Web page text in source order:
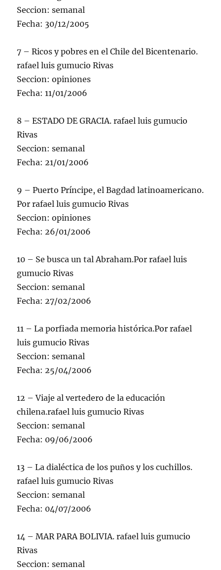
Seccion: semanal
Fecha: 30/12/2005
7 – Ricos y pobres en el Chile del Bicentenario.
rafael luis gumucio Rivas
Seccion: opiniones
Fecha: 11/01/2006
8 – ESTADO DE GRACIA. rafael luis gumucio
Rivas
Seccion: semanal
Fecha: 21/01/2006
9 – Puerto Príncipe, el Bagdad latinoamericano.
Por rafael luis gumucio Rivas
Seccion: opiniones
Fecha: 26/01/2006
10 – Se busca un tal Abraham.Por rafael luis
gumucio Rivas
Seccion: semanal
Fecha: 27/02/2006
11 – La porfiada memoria histórica.Por rafael
luis gumucio Rivas
Seccion: semanal
Fecha: 25/04/2006
12 – Viaje al vertedero de la educación
chilena.rafael luis gumucio Rivas
Seccion: semanal
Fecha: 09/06/2006
13 – La dialéctica de los puños y los cuchillos.
rafael luis gumucio Rivas
Seccion: semanal
Fecha: 04/07/2006
14 – MAR PARA BOLIVIA. rafael luis gumucio
Rivas
Seccion: semanal